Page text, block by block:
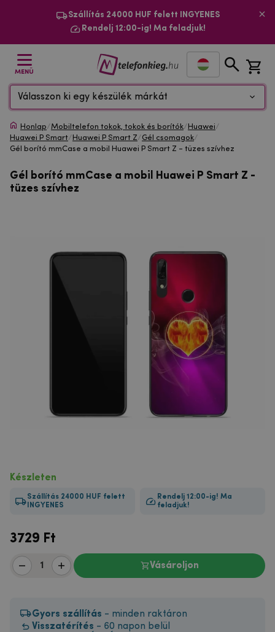
Szállítás 24000 HUF felett INGYENES
Rendelj 12:00-ig! Ma feladjuk!
MENÜ
Válasszon ki egy készülék márkát
Honlap/Mobiltelefon tokok, tokok és borítók/ Huawei/
Huawei P Smart/ Huawei P Smart Z/Gél csomagok/
Gél borító mmCase a mobil Huawei P Smart Z - tüzes szívhez
Gél borító mmCase a mobil Huawei P Smart Z -
tüzes szívhez
Készleten
Szállítás 24000 HUF felett
INGYENES
Rendelj 12:00-ig! Ma
feladjuk!
3729 Ft
Vásároljon
Gyors szállítás - minden raktáron
Visszatérítés - 60 napon belül